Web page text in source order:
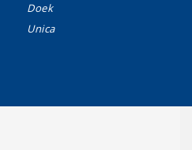
Doek
Unica